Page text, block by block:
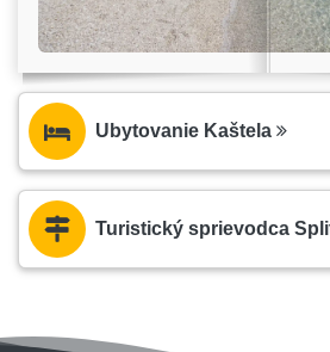
Ubytovanie Kaštela
Turistický sprievodca